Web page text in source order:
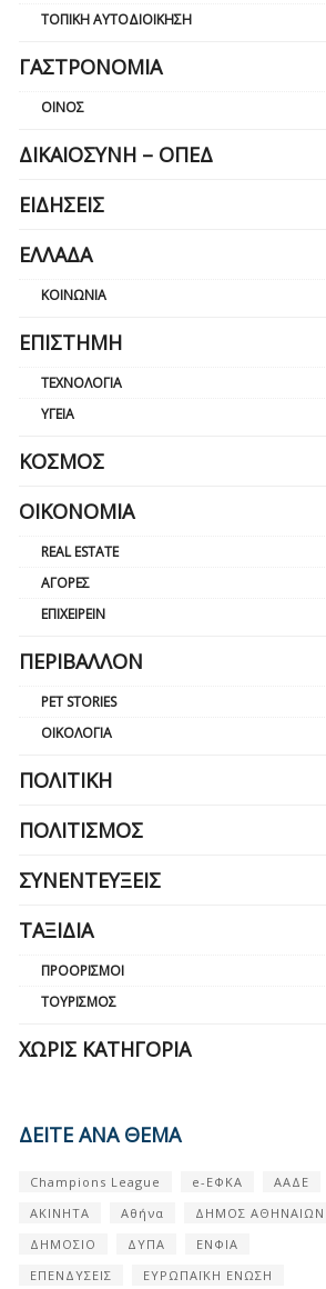
ΤΟΠΙΚΉ ΑΥΤΟΔΙΟΊΚΗΣΗ
ΓΑΣΤΡΟΝΟΜΊΑ
ΟΊΝΟΣ
ΔΙΚΑΙΟΣΎΝΗ – ΟΠΕΔ
ΕΙΔΉΣΕΙΣ
ΕΛΛΆΔΑ
ΚΟΙΝΩΝΊΑ
ΕΠΙΣΤΉΜΗ
ΤΕΧΝΟΛΟΓΊΑ
ΥΓΕΊΑ
ΚΌΣΜΟΣ
ΟΙΚΟΝΟΜΊΑ
REAL ESTATE
ΑΓΟΡΈΣ
ΕΠΙΧΕΙΡΕΊΝ
ΠΕΡΙΒΆΛΛΟΝ
PET STORIES
ΟΙΚΟΛΟΓΊΑ
ΠΟΛΙΤΙΚΉ
ΠΟΛΙΤΙΣΜΌΣ
ΣΥΝΕΝΤΕΎΞΕΙΣ
ΤΑΞΊΔΙΑ
ΠΡΟΟΡΙΣΜΟΊ
ΤΟΥΡΙΣΜΌΣ
ΧΩΡΊΣ ΚΑΤΗΓΟΡΊΑ
ΔΕΙΤΕ ΑΝΑ ΘΕΜΑ
Champions League e-ΕΦΚΑ
ΑΑΔΕ
ΑΚΙΝΗΤΑ
Αθήνα
ΔΗΜΟΣ ΑΘΗΝΑΙΩΝ
ΔΗΜΟΣΙΟ
ΔΥΠΑ
ΕΝΦΙΑ
ΕΠΕΝΔΥΣΕΙΣ
ΕΥΡΩΠΑΪΚΗ ΕΝΩΣΗ